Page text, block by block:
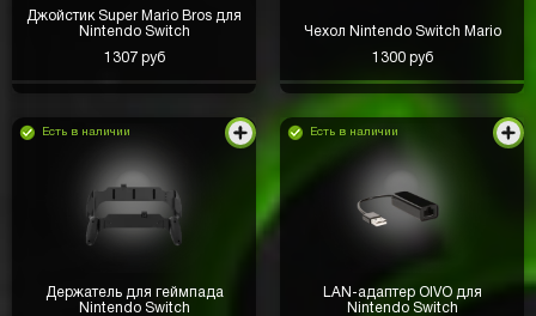
Джойстик Super Mario Bros для
Nintendo Switch
1307 руб
Чехол Nintendo Switch Mario
1300 руб
Есть в наличии
Держатель для геймпада
Nintendo Switch
Есть в наличии
LAN-адаптер OIVO для
Nintendo Switch